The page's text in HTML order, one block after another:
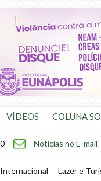
VÍDEOS COLUNA
Notícias no E-mail
Internacional Lazer e